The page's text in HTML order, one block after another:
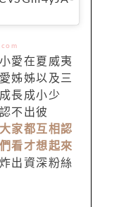
愛在夏威夷
姊姊以及三
長成小少
不出彼
家都互相認
看才想起來
出資深粉絲